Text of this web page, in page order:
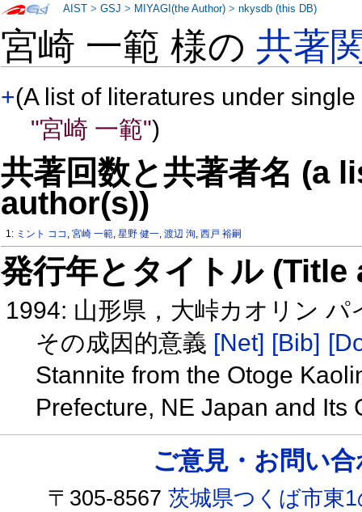
宮崎 一範 様の共著
+(A list of literatures under
"宮崎 一範")
共著回数と共著者名 (a
author(s))
1: ミント ココ ,宮崎 一範,星野 健一,渡辺 洵,西戸 裕嗣
発行年とタイトル
1994: 山形県，大峠カオリン
その成因的意義 [Net] [Bib]
Stannite from the Otoge
Prefecture, NE Japan and
AIST >GSJ > MIYAGI(the Author) >nkysdb (this DB)
ご意見・お問い
〒305-8567茨城県つくば市東